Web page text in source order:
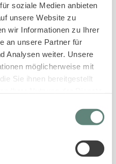
soziale Medien anbieten
unsere Website zu
wir Informationen zu Ihrer
an unsere Partner für
Analysen weiter. Unsere
möglicherweise mit
Sie ihnen bereitgestellt
ZUR SUCHE
Mit Sauna